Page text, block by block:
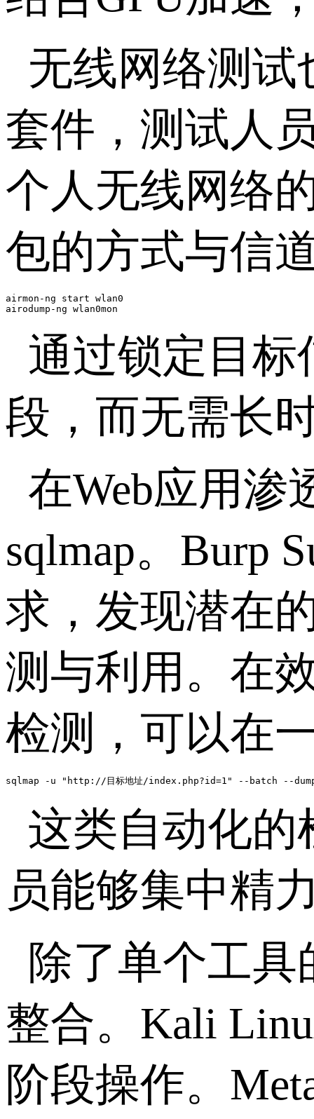
无线网络测试
套件，测试人
个人无线网络
包的方式与信
airmon-ng start wlan0
airodump-ng wlan0mon
通过锁定目
段，而无需长
在Web应用渗
sqlmap。 Burp
求，发现潜在
测与利用。在
检测，可以在
sqlmap -u "http://目标地址/index.php?id=1" --batch --
这类自动化的
员能够集中精
除了单个工
整合。 Kali
阶段操作。